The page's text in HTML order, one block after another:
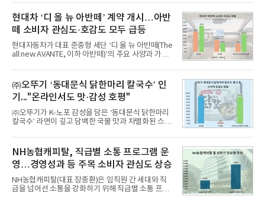
디교육, 대교, 디지
이 순으로 뒤를 이었다.7일 한국기업평판연구소(소장
구창환)는 산업통상자원부 공공기관 41개 브랜드를
대상으로 지난 7월 7일부터 8월 7일까지 수집된 소비
자 빅데이터 91,102,549건을 분석한 결과, 한국전력
공사가 브랜드평판지수 10,670,633을 기록하며 8월
1위에 올랐다고 밝혔다. 분석에 활용된 빅데이터는 지
난 7월(88,893,823건) 대비 2.48% 증가한 수치다.연
수력원자력, 한국석
현대차 ‘디 올 뉴 아반떼’ 계약 개시…아반
떼 소비자 관심도·호감도 모두 급등
현대자동차가 대표 준중형 세단 ‘디 올 뉴 아반떼(The
all new AVANTE, 이하 아반떼)’의 주요 사양과 가격
떼는 6년 만에 선보이는 8세대 완전변경 모델로, ▲정
교한 선과 면을 중심으로 완성한 파격적인 디자인 ▲
과거 중형 세단 수준으로 확대된 차체 제원 ▲글로벌
최고 수준의 안전성 ▲성능과 효율을 동시에 높인 주
행 완성도 ▲첨단 편의 및 디지털 사양 적용 등을 통해
글로벌 준중형 세단의 새로운 기준을 세웠다.아반떼
는 가솔린 2.0과 1.6 하이브리드 두 가지 파워트레인
넘
㈜오뚜기 ‘동대문식 닭한마리 칼국수’ 인
기..."온라인서도 맛·감성 호평"
㈜오뚜기가 K-노포 감성을 담은 ‘동대문식 닭한마리
칼국수’ 라면이 깊고 담백한 국물 맛과 차별화된 스토
혔다.‘동대문식 닭한마리 칼국수’는 예상을 뛰어넘는
소비자 호응에 힘입어 지난 7월 13일 첫 선을 보인 지
단 18일 만에 누적 판매량 50만 개를 돌파하는 성과를
거두었다.이번 신제품은 개발진이 전국의 닭한마리
전문점을 직접 찾아 다니며 최적의 육수 비율을 완성
했다. 자극적이지 않으면서도 깊은 닭육수에 마늘의
개운한 풍미를 더했으며, 국물이 잘 배어들면서도 쫄
NH농협캐피탈, 직급별 소통 프로그램 운
영…경영성과 등 주목 소비자 관심도 상승
NH농협캐피탈(대표 장종환)은 임직원 간 세대와 직
급을 넘어선 소통을 강화하기 위해 직급별 소통 프로